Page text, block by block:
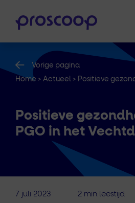
Vorige pagina
Home > Actueel > Positieve
Positieve
PGO in het
7 juli 2023 2 min leestijd